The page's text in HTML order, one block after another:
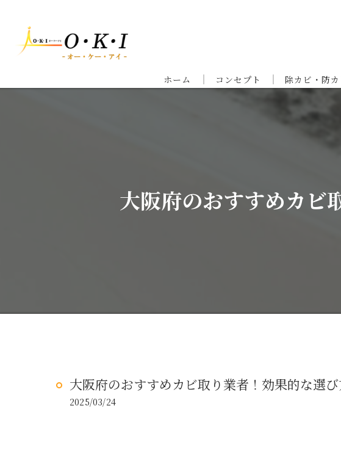
ホーム コンセプト 除カビ・防
当社のカビ対策
カビ対策の
大阪府のおすすめカビ
大阪府のおすすめカビ取り業者！効果的な選
2025/03/24